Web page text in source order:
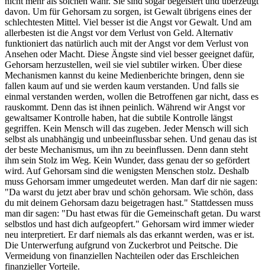
davon. Um für Gehorsam zu sorgen, ist Gewalt übrigens eines der
schlechtesten Mittel. Viel besser ist die Angst vor Gewalt. Und am
allerbesten ist die Angst vor dem Verlust von Geld. Alternativ
funktioniert das natürlich auch mit der Angst vor dem Verlust von
Ansehen oder Macht. Diese Ängste sind viel besser geeignet dafür,
Gehorsam herzustellen, weil sie viel subtiler wirken. Über diese
Mechanismen kannst du keine Medienberichte bringen, denn sie
fallen kaum auf und sie werden kaum verstanden. Und falls sie
einmal verstanden werden, wollen die Betroffenen gar nicht, dass es
rauskommt. Denn das ist ihnen peinlich. Während wir Angst vor
gewaltsamer Kontrolle haben, hat die subtile Kontrolle längst
gegriffen. Kein Mensch will das zugeben. Jeder Mensch will sich
selbst als unabhängig und unbeeinflussbar sehen. Und genau das ist
der beste Mechanismus, um ihn zu beeinflussen. Denn dann steht
ihm sein Stolz im Weg. Kein Wunder, dass genau der so gefördert
wird. Auf Gehorsam sind die wenigsten Menschen stolz. Deshalb
muss Gehorsam immer umgedeutet werden. Man darf dir nie sagen:
"Da warst du jetzt aber brav und schön gehorsam. Wie schön, dass
du mit deinem Gehorsam dazu beigetragen hast." Stattdessen muss
man dir sagen: "Du hast etwas für die Gemeinschaft getan. Du warst
selbstlos und hast dich aufgeopfert." Gehorsam wird immer wieder
neu interpretiert. Er darf niemals als das erkannt werden, was er ist.
Die Unterwerfung aufgrund von Zuckerbrot und Peitsche. Die
Vermeidung von finanziellen Nachteilen oder das Erschleichen
finanzieller Vorteile.